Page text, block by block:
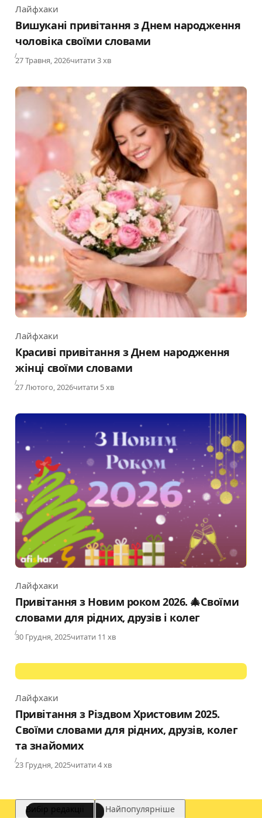
Category
Лайфхаки
Вишукані привітання з Днем народження
чоловіка своїми словами
Published
27 Травня, 2026читати 3 хв
Category
Лайфхаки
Красиві привітання з Днем народження
жінці своїми словами
Published
27 Лютого, 2026читати 5 хв
Category
Лайфхаки
Привітання з Новим роком 2026. 🎄Своїми
словами для рідних, друзів і колег
Published
30 Грудня, 2025читати 11 хв
Category
Лайфхаки
Привітання з Різдвом Христовим 2025.
Своїми словами для рідних, друзів, колег
та знайомих
Published
23 Грудня, 2025читати 4 хв
Вибір редакції Найпопулярніше